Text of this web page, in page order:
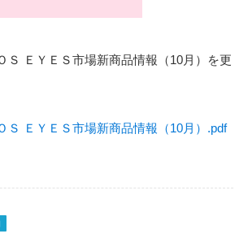
Ｓ ＥＹＥＳ市場新商品情報（10月）を更
Ｓ ＥＹＥＳ市場新商品情報（10月）.pdf